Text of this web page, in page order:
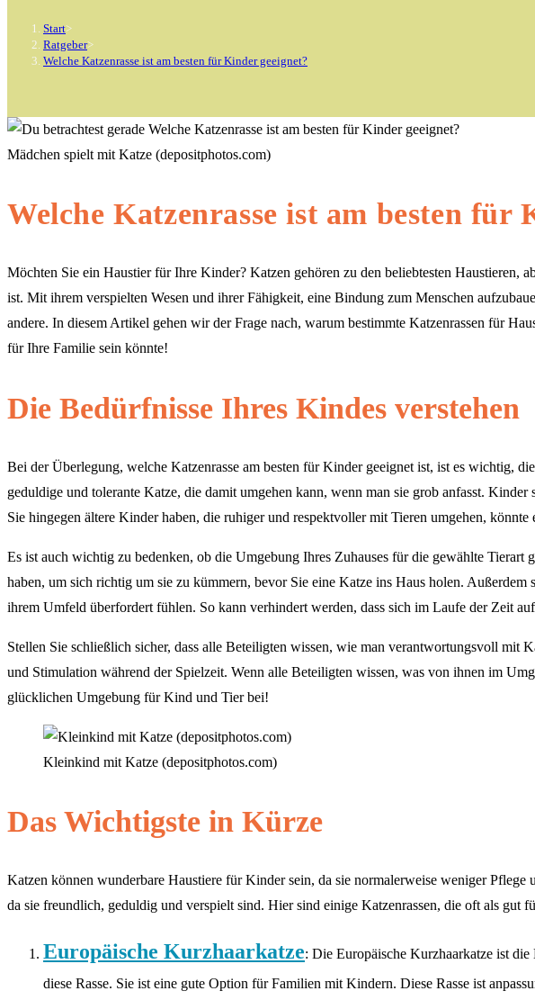
Start>
Ratgeber>
Welche Katzenrasse ist am besten für Kinder geeignet?
Mädchen spielt mit Katze (depositphotos.com)
Welche Katzenrasse ist am besten für
Möchten Sie ein Haustier für Ihre Kinder? Katzen gehören zu den beliebtesten Haustieren,
ist. Mit ihrem verspielten Wesen und ihrer Fähigkeit, eine Bindung zum Menschen
andere. In diesem Artikel gehen wir der Frage nach, warum bestimmte Katzenrassen für
für Ihre Familie sein könnte!
Die Bedürfnisse Ihres Kindes verstehen
Bei der Überlegung, welche Katzenrasse am besten für Kinder geeignet ist, ist es wichtig,
geduldige und tolerante Katze, die damit umgehen kann, wenn man sie grob anfasst.
Sie hingegen ältere Kinder haben, die ruhiger und respektvoller mit Tieren umgehen,
Es ist auch wichtig zu bedenken, ob die Umgebung Ihres Zuhauses für die gewählte Tierart
haben, um sich richtig um sie zu kümmern, bevor Sie eine Katze ins Haus holen.
ihrem Umfeld überfordert fühlen. So kann verhindert werden, dass sich im Laufe der Zeit
Stellen Sie schließlich sicher, dass alle Beteiligten wissen, wie man verantwortungsvoll mit
und Stimulation während der Spielzeit. Wenn alle Beteiligten wissen, was von ihnen im
glücklichen Umgebung für Kind und Tier bei!
Kleinkind mit Katze (depositphotos.com)
Das Wichtigste in Kürze
Katzen können wunderbare Haustiere für Kinder sein, da sie normalerweise weniger
da sie freundlich, geduldig und verspielt sind. Hier sind einige Katzenrassen, die oft als gut
Europäische Kurzhaarkatze: Die Europäische Kurzhaarkatze ist
diese Rasse. Sie ist eine gute Option für Familien mit Kindern. Diese Rasse ist